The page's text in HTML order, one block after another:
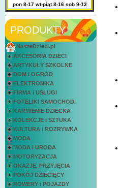
pon 8-17 wt-piąt 8-16 sob 9-13
PRODUKTY
NaszeDzieci.pl
AKCESORIA DZIECI
ARTYKUŁY SZKOLNE
DOM i OGRÓD
ELEKTRONIKA
FIRMA i USŁUGI
FOTELIKI SAMOCHOD.
KARMIENIE DZIECKA
KOLEKCJE i SZTUKA
KULTURA i ROZRYWKA
MODA
MODA i URODA
MOTORYZACJA
OKAZJE, PRZYJĘCIA
POKÓJ DZIECIĘCY
ROWERY i POJAZDY